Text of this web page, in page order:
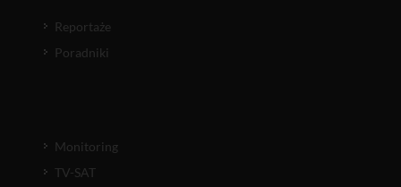
Reportaże
Poradniki
Monitoring
TV-SAT